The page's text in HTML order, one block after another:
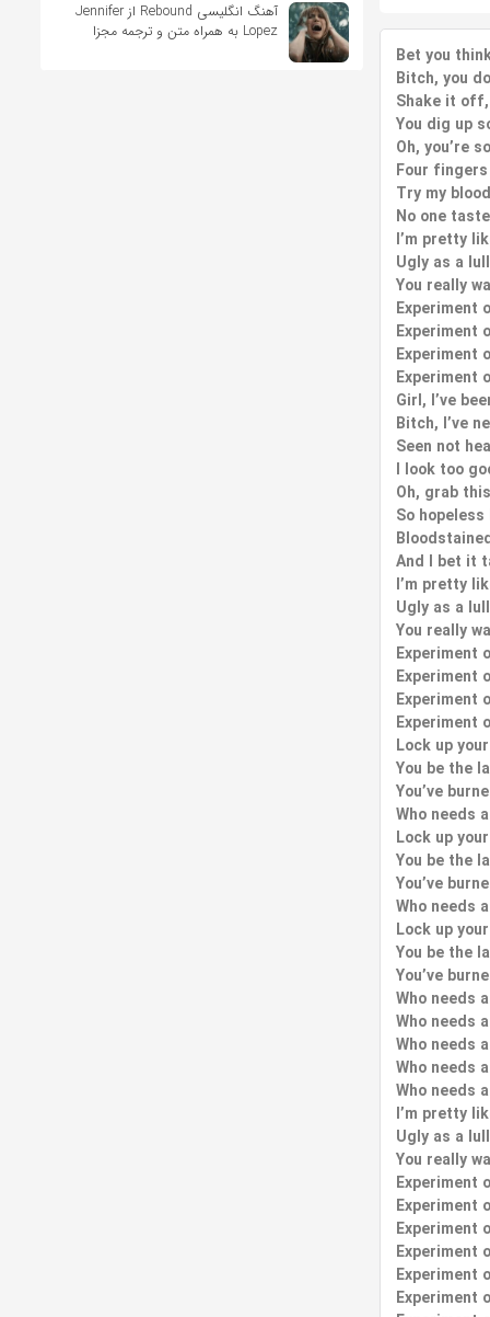
Bet you
Bitch, you
Shake it
You dig up
Oh, you’re
Four
Try my
No one
I’m pretty
Ugly as a
You really
Experiment
Experiment
Experiment
Experiment
Girl, I’ve
Bitch, I’ve
Seen not
I look too
Oh, grab
So
And I bet it
I’m pretty
Ugly as a
You really
Experiment
Experiment
Experiment
Experiment
Lock up
You be the
You’ve
Who needs
Lock up
You be the
You’ve
Who needs
Lock up
You be the
You’ve
Who needs
Who needs
Who needs
Who needs
Who needs
I’m pretty
Ugly as a
You really
Experiment
Experiment
Experiment
Experiment
Experiment
Experiment
آهنگ انگلیسی Rebound از Jennifer
Lopez به همراه متن و ترجمه مجزا